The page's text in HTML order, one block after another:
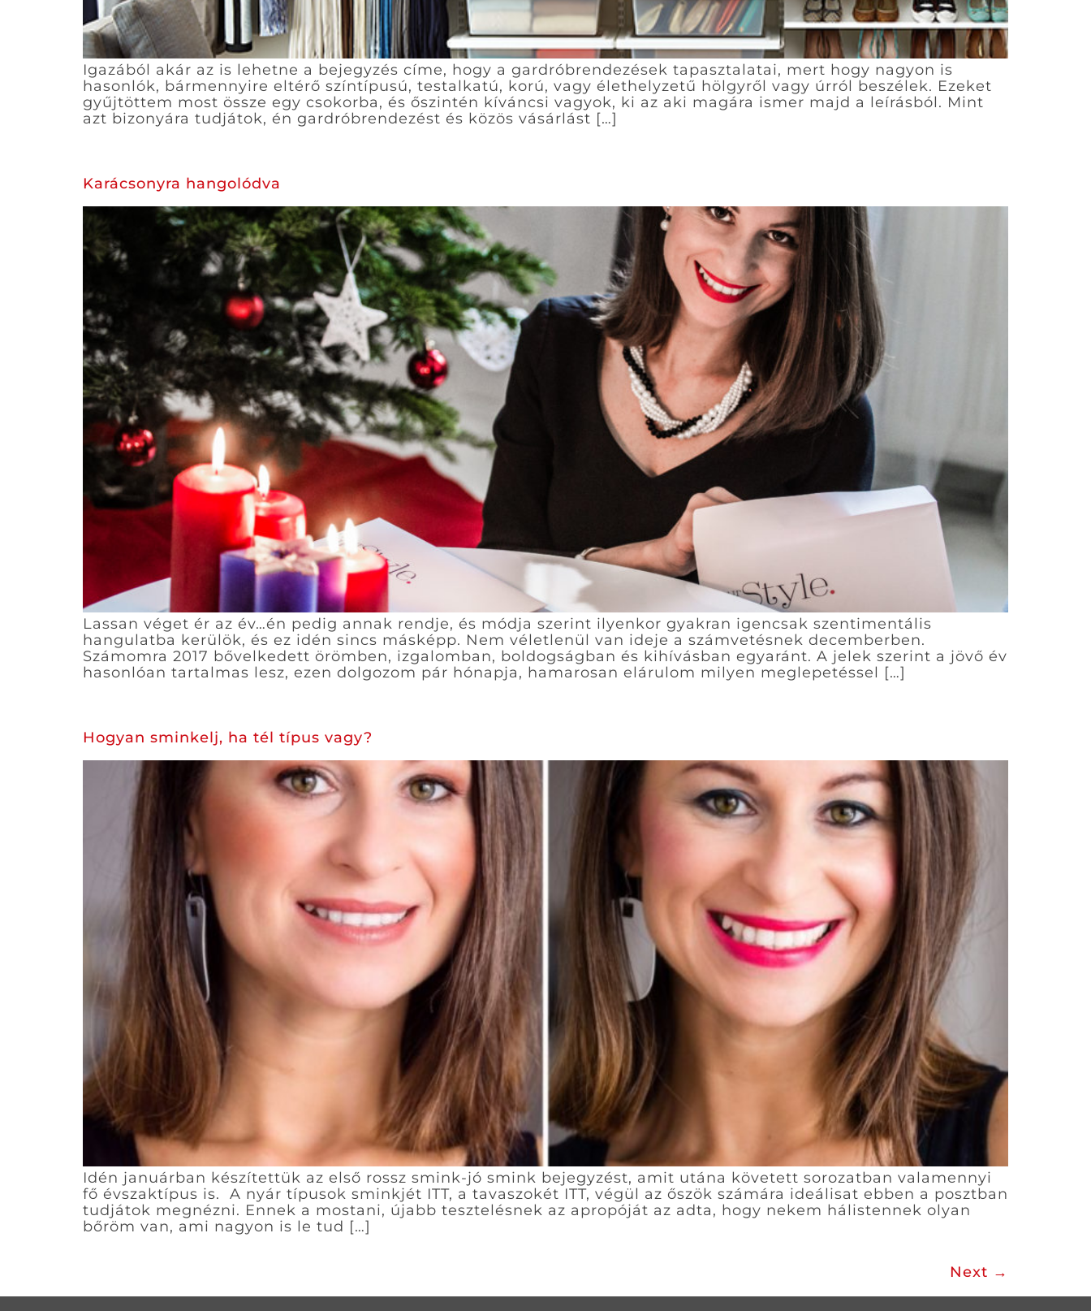
Igazából akár az is lehetne a bejegyzés címe, hogy a gardróbrendezések tapasztalatai, mert hogy nagyon is
hasonlók, bármennyire eltérő színtípusú, testalkatú, korú, vagy élethelyzetű hölgyről vagy úrról beszélek. Ezeket
gyűjtöttem most össze egy csokorba, és őszintén kíváncsi vagyok, ki az aki magára ismer majd a leírásból. Mint
azt bizonyára tudjátok, én gardróbrendezést és közös vásárlást […]
Karácsonyra hangolódva
Lassan véget ér az év…én pedig annak rendje, és módja szerint ilyenkor gyakran igencsak szentimentális
hangulatba kerülök, és ez idén sincs másképp. Nem véletlenül van ideje a számvetésnek decemberben.
Számomra 2017 bővelkedett örömben, izgalomban, boldogságban és kihívásban egyaránt. A jelek szerint a jövő év
hasonlóan tartalmas lesz, ezen dolgozom pár hónapja, hamarosan elárulom milyen meglepetéssel […]
Hogyan sminkelj, ha tél típus vagy?
Idén januárban készítettük az első rossz smink-jó smink bejegyzést, amit utána követett sorozatban valamennyi
fő évszaktípus is. A nyár típusok sminkjét ITT, a tavaszokét ITT, végül az őszök számára ideálisat ebben a posztban
tudjátok megnézni. Ennek a mostani, újabb tesztelésnek az apropóját az adta, hogy nekem hálistennek olyan
bőröm van, ami nagyon is le tud […]
Next →